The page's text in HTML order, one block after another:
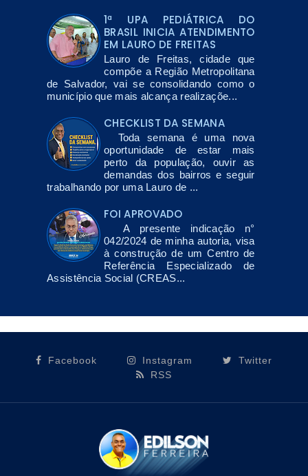
1ª UPA PEDIÁTRICA DO
BRASIL INICIA ATENDIMENTO
EM LAURO DE FREITAS
Lauro de Freitas, cidade que
compõe a Região Metropolitana
de Salvador, vai se consolidando como o
município que mais alcança realizaçõe...
CHECKLIST DA SEMANA
Toda semana é uma nova
oportunidade de estar mais
perto da população, ouvir as
demandas dos bairros e seguir
trabalhando por uma Lauro de ...
FOI APROVADO
A presente indicação n°
042/2024 de minha autoria, visa
à construção de um Centro de
Referência Especializado de
Assistência Social (CREAS...
Facebook Instagram
Twitter
RSS